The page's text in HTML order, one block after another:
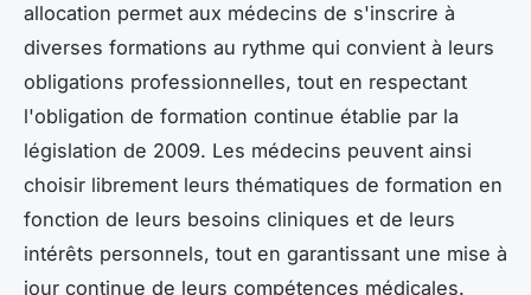
allocation permet aux médecins de s'inscrire à
diverses formations au rythme qui convient à leurs
obligations professionnelles, tout en respectant
l'obligation de formation continue établie par la
législation de 2009. Les médecins peuvent ainsi
choisir librement leurs thématiques de formation en
fonction de leurs besoins cliniques et de leurs
intérêts personnels, tout en garantissant une mise à
jour continue de leurs compétences médicales.